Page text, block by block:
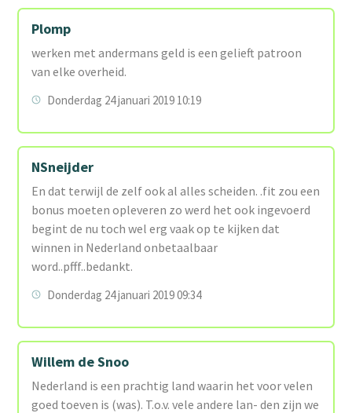
Plomp
werken met andermans geld is een gelieft patroon
van elke overheid.
Donderdag 24 januari 2019 10:19
NSneijder
En dat terwijl de zelf ook al alles scheiden. .fit zou een
bonus moeten opleveren zo werd het ook ingevoerd
begint de nu toch wel erg vaak op te kijken dat
winnen in Nederland onbetaalbaar
word..pfff..bedankt.
Donderdag 24 januari 2019 09:34
Willem de Snoo
Nederland is een prachtig land waarin het voor velen
goed toeven is (was). T.o.v. vele andere lan- den zijn we